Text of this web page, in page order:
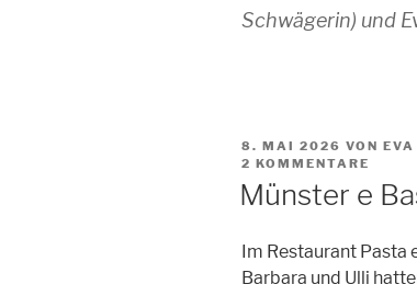
Schwägerin) und
VERÖFFENTLICHT
AM
8. MAI 2026 VON
2 KOMMENTARE
Münster e
Im Restaurant Pasta
Barbara und Ulli